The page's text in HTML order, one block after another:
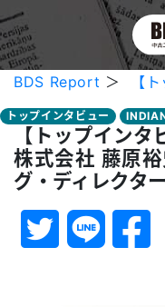
BDS Report ＞ 【トップ
トップインタビュー
【トップイン
株式会社 藤原
グ・ディレクター